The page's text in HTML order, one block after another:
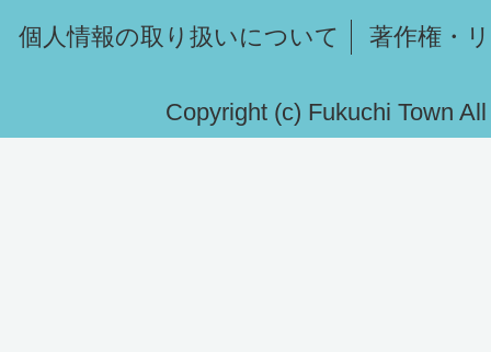
個人情報の取り扱いについて 著作権・
Copyright (c) Fukuchi Town